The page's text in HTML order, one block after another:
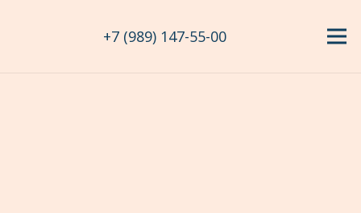
+7 (989) 147-55-00